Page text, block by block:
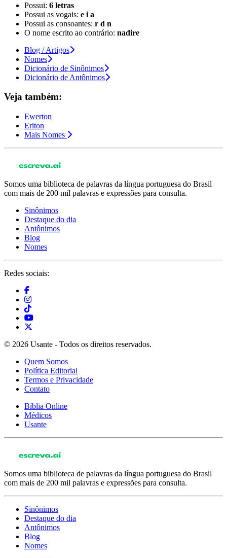
Possui: 6 letras
Possui as vogais: e i a
Possui as consoantes: r d n
O nome escrito ao contrário: nadire
Blog / Artigos
Nomes
Dicionário de Sinônimos
Dicionário de Antônimos
Veja também:
Ewerton
Eriton
Mais Nomes
Somos uma biblioteca de palavras da língua portuguesa do Brasil
com mais de 200 mil palavras e expressões para consulta.
Sinônimos
Destaque do dia
Antônimos
Blog
Nomes
Redes sociais:
© 2026 Usante - Todos os direitos reservados.
Quem Somos
Política Editorial
Termos e Privacidade
Contato
Bíblia Online
Médicos
Usante
Somos uma biblioteca de palavras da língua portuguesa do Brasil
com mais de 200 mil palavras e expressões para consulta.
Sinônimos
Destaque do dia
Antônimos
Blog
Nomes